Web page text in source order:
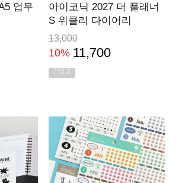
무
아이코닉 2027 더 플래너
S 위클리 다이어리
13,000
10% 11,700
신상품